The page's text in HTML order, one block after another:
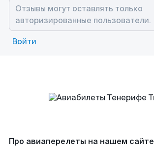
Войти
Про авиаперелеты на нашем сайте